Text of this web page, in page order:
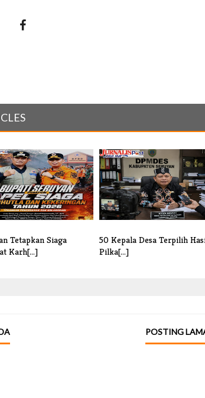
Tetapkan Siaga
Karh[...]
50 Kepala Desa Terpilih
Pilka[...]
POSTING